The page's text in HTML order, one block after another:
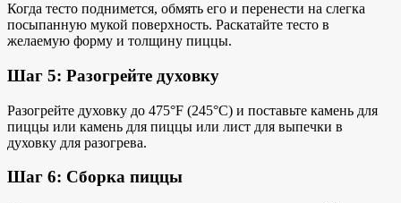
Когда тесто поднимется, обмять его и перенести на слегка
посыпанную мукой поверхность. Раскатайте тесто в
желаемую форму и толщину пиццы.
Шаг 5: Разогрейте духовку
Разогрейте духовку до 475°F (245°C) и поставьте камень для
пиццы или камень для пиццы или лист для выпечки в
духовку для разогрева.
Шаг 6: Сборка пиццы